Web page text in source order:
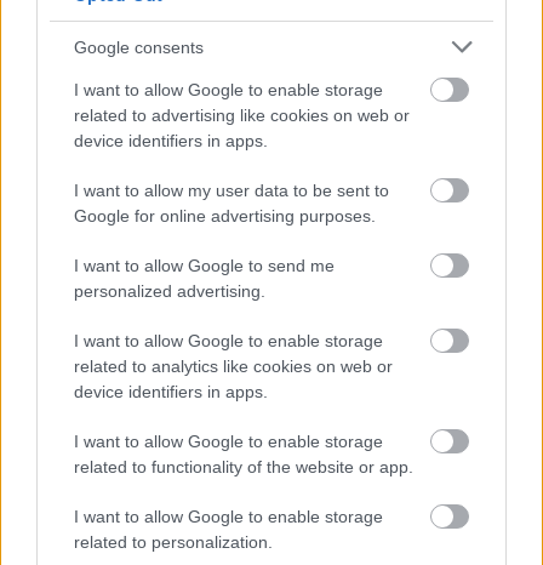
Google consents
I want to allow Google to enable storage
related to advertising like cookies on web or
device identifiers in apps.
I want to allow my user data to be sent to
Google for online advertising purposes.
I want to allow Google to send me
personalized advertising.
I want to allow Google to enable storage
related to analytics like cookies on web or
device identifiers in apps.
I want to allow Google to enable storage
related to functionality of the website or app.
I want to allow Google to enable storage
related to personalization.
KÖZÖNSÉGTALÁLKOZÓ VÁRJA A LÁTOGATÓKAT
A GYŐRI RÓMER MÚZEUMBAN
készülnek a hét második felére, a hőségriadó idején
ráadásul a Várkazamata – Kőtár is díjmentesen
látogatható.
Szólj hozzá!